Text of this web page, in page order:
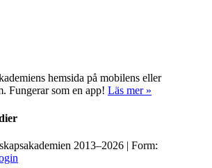
hemsida på mobilens eller
Fungerar som en app! Läs mer »
2013–2026 | Form: